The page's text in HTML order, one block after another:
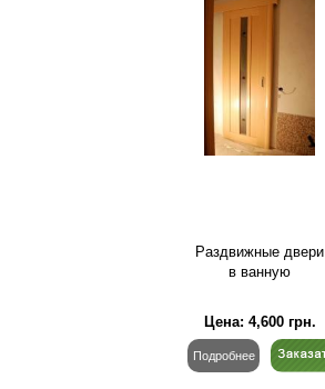
Раздвижные двери
в ванную
Цена: 4,600грн.
Подробнее